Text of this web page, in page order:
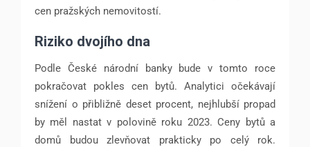
cen pražských nemovitostí.
Riziko dvojího dna
Podle České národní banky bude v tomto roce
pokračovat pokles cen bytů. Analytici očekávají
snížení o přibližně deset procent, nejhlubší propad
by měl nastat v polovině roku 2023. Ceny bytů a
domů budou zlevňovat prakticky po celý rok.